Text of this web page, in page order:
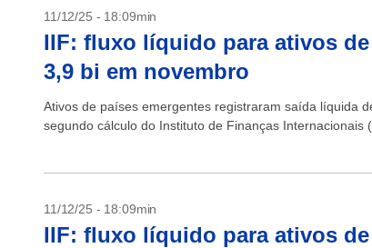
11/12/25 - 18:09min
IIF: fluxo líquido para ativos
3,9 bi em novembro
Ativos de países emergentes registraram saída líquida
segundo cálculo do Instituto de Finanças Internacionais
11/12/25 - 18:09min
IIF: fluxo líquido para ativos